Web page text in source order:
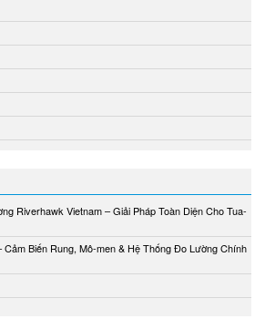
Riverhawk Vietnam – Giải Pháp Toàn Diện Cho Tua-
Biến Rung, Mô-men & Hệ Thống Đo Lường Chính